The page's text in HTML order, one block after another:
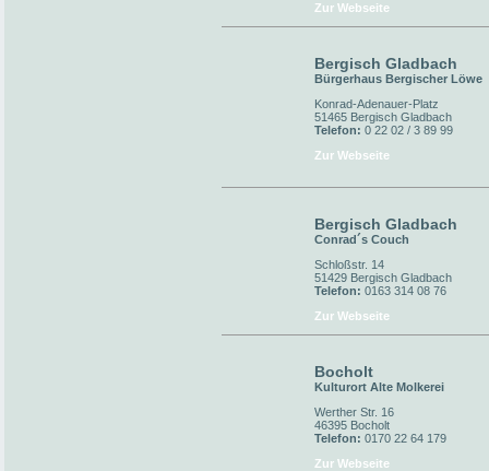
Zur Webseite
Bergisch Gladbach
Bürgerhaus Bergischer Löwe
Konrad-Adenauer-Platz
51465 Bergisch Gladbach
Telefon: 0 22 02 / 3 89 99
Zur Webseite
Bergisch Gladbach
Conrad´s Couch
Schloßstr. 14
51429 Bergisch Gladbach
Telefon: 0163 314 08 76
Zur Webseite
Bocholt
Kulturort Alte Molkerei
Werther Str. 16
46395 Bocholt
Telefon: 0170 22 64 179
Zur Webseite